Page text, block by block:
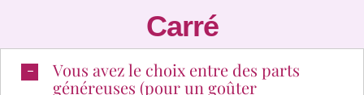
Carré
Vous avez le choix entre des parts
généreuses (pour un goûter